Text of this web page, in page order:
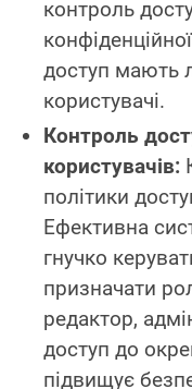
контроль
доступ мають
користувачі.
Контроль
користувачів:
політики
Ефективна
гнучко
призначати
редактор,
доступ до
підвищує